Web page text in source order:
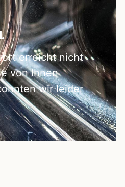
erreicht nicht
von Ihnen
wir leider